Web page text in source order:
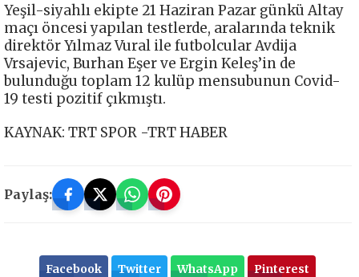
Yeşil-siyahlı ekipte 21 Haziran Pazar günkü Altay
maçı öncesi yapılan testlerde, aralarında teknik
direktör Yılmaz Vural ile futbolcular Avdija
Vrsajevic, Burhan Eşer ve Ergin Keleş’in de
bulunduğu toplam 12 kulüp mensubunun Covid-
19 testi pozitif çıkmıştı.
KAYNAK: TRT SPOR -TRT HABER
Paylaş:
Facebook Twitter WhatsApp Pinterest